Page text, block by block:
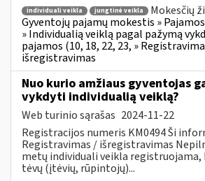
individuali veikla jungtinė veikla
Mokesčių
Gyventojų pajamų mokestis »
» Individualią veiklą pagal pažymą
pajamos (10, 18, 22, 23, »
išregistravimas
Nuo kurio amžiaus gyventojas
vykdyti individualią veiklą?
Web turinio sąrašas 2024-11-22
Registracijos numeris KM0494 Ši
Registravimas / išregistravimas
metų individuali veikla registruojama,
tėvų (įtėvių, rūpintojų)...